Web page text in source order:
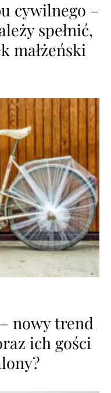
cywilnego –
spełnić,
małżeński
nowy trend
ich gości